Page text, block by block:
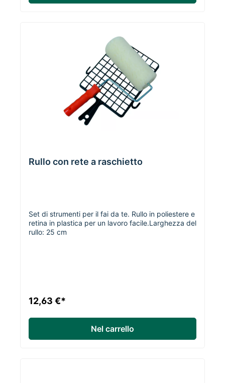
Rullo con rete a raschietto
Set di strumenti per il fai da te. Rullo in poliestere e
retina in plastica per un lavoro facile.Larghezza del
rullo: 25 cm
12,63 €*
Nel carrello